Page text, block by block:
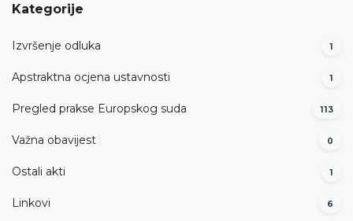
Kategorije
Izvršenje odluka 1
Apstraktna ocjena ustavnosti 1
Pregled prakse Europskog suda 113
Važna obavijest 0
Ostali akti 1
Linkovi 6